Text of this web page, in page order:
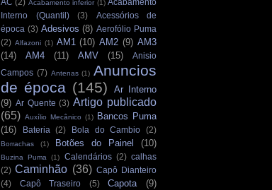
Acabamento inferior (1)
Interno (Quantil)
(3)
Acessórios de
época (3) Adesivos (8) Aerofólio Puma
(2) Alfazoni (1) AM1 (10) AM2 (9) AM3
(14)
AM4 (11) AMV (15)
Anisio
Campos (7) Antenas (1) Anuncios
de época (145)
Ar Interno
(9) Ar Quente (3) Artigo publicado
(65) Auxílio Mecânico (1)
Bancos Puma
(16)
Bateria (2) Bola do Cambio (2)
Borrachas (1) Botões do Painel (10)
Buzina Puma (1) Calendários (2) calhas
(2) Caminhão (36) Capô Dianteiro
(4)
Capô Traseiro (5) Capota (9)